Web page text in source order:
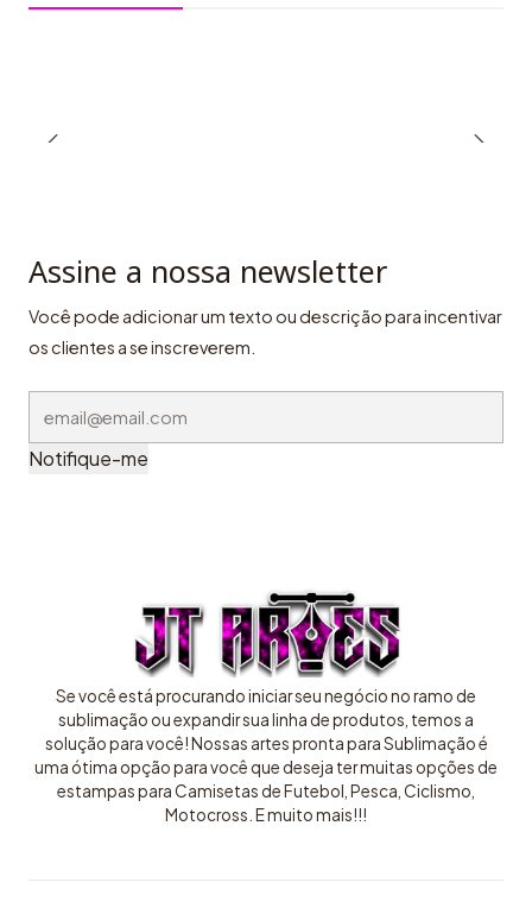
Assine a nossa newsletter
Você pode adicionar um texto ou descrição para incentivar
os clientes a se inscreverem.
Notifique-me
Se você está procurando iniciar seu negócio no ramo de
sublimação ou expandir sua linha de produtos, temos a
solução para você! Nossas artes pronta para Sublimação é
uma ótima opção para você que deseja ter muitas opções de
estampas para Camisetas de Futebol, Pesca, Ciclismo,
Motocross. E muito mais!!!